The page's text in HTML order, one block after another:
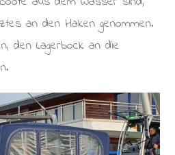
an den Haken genommen.
den Lagerbock an die